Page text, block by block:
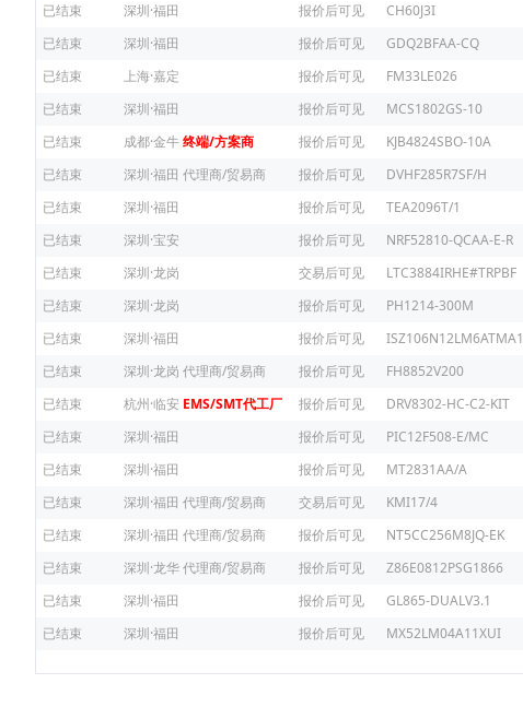
已结束
深圳·福田 报价后可见 CH60J3I
已结束
深圳·福田 报价后可见 GDQ2BFAA-CQ
已结束
上海·嘉定 报价后可见 FM33LE026
已结束
深圳·福田 报价后可见 MCS1802GS-10
已结束
成都·金牛终端/方案商 报价后可见 KJB4824SBO-10A
已结束
深圳·福田 代理商/贸易商 报价后可见 DVHF285R7SF/H
已结束
深圳·福田 报价后可见 TEA2096T/1
已结束
深圳·宝安 报价后可见 NRF52810-QCAA-E-R
已结束
深圳·龙岗 交易后可见 LTC3884IRHE#TRPBF
已结束
深圳·龙岗 报价后可见 PH1214-300M
已结束
深圳·福田 报价后可见 ISZ106N12LM6ATMA1
已结束
深圳·龙岗 代理商/贸易商 报价后可见 FH8852V200
已结束
杭州·临安 EMS/SMT代工厂 报价后可见 DRV8302-HC-C2-KIT
已结束
深圳·福田 报价后可见 PIC12F508-E/MC
已结束
深圳·福田 报价后可见 MT2831AA/A
已结束
深圳·福田 代理商/贸易商 交易后可见 KMI17/4
已结束
深圳·福田 代理商/贸易商 报价后可见 NT5CC256M8JQ-EK
已结束
深圳·龙华代理商/贸易商 报价后可见 Z86E0812PSG1866
已结束
深圳·福田 报价后可见 GL865-DUALV3.1
已结束
深圳·福田 报价后可见 MX52LM04A11XUI